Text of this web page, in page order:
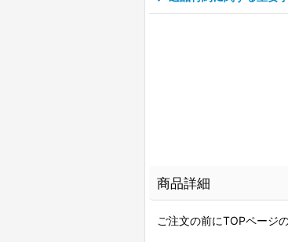
商品詳細
ご注文の前にTOPページ